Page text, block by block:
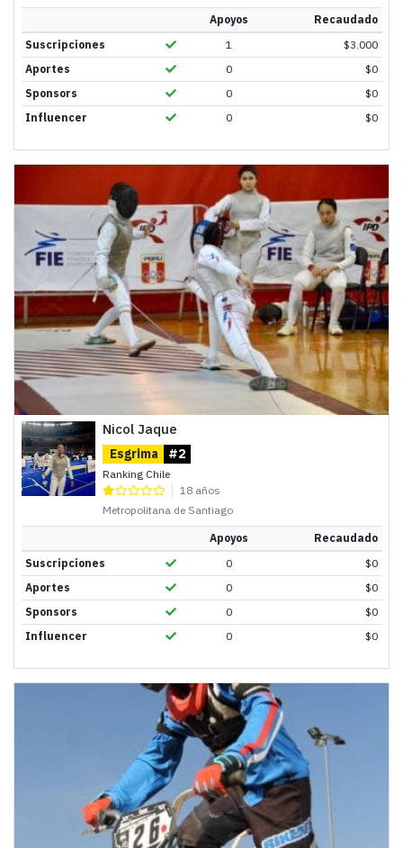
Apoyos
Recaudado
Suscripciones
1 $3.000
Aportes
0 $0
Sponsors
0 $0
Influencer
0 $0
Nicol Jaque
Esgrima #2
Ranking Chile
18 años
Metropolitana de Santiago
Apoyos
Recaudado
Suscripciones
0 $0
Aportes
0 $0
Sponsors
0 $0
Influencer
0 $0